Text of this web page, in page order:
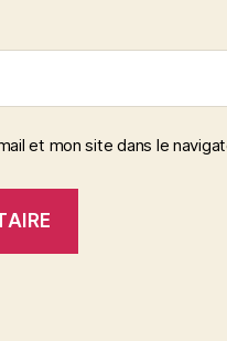
et mon site dans le